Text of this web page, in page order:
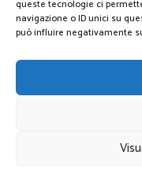
queste tecnologie ci
navigazione o ID unici su
può influire negativamente
Home
Tariffe
Contattami